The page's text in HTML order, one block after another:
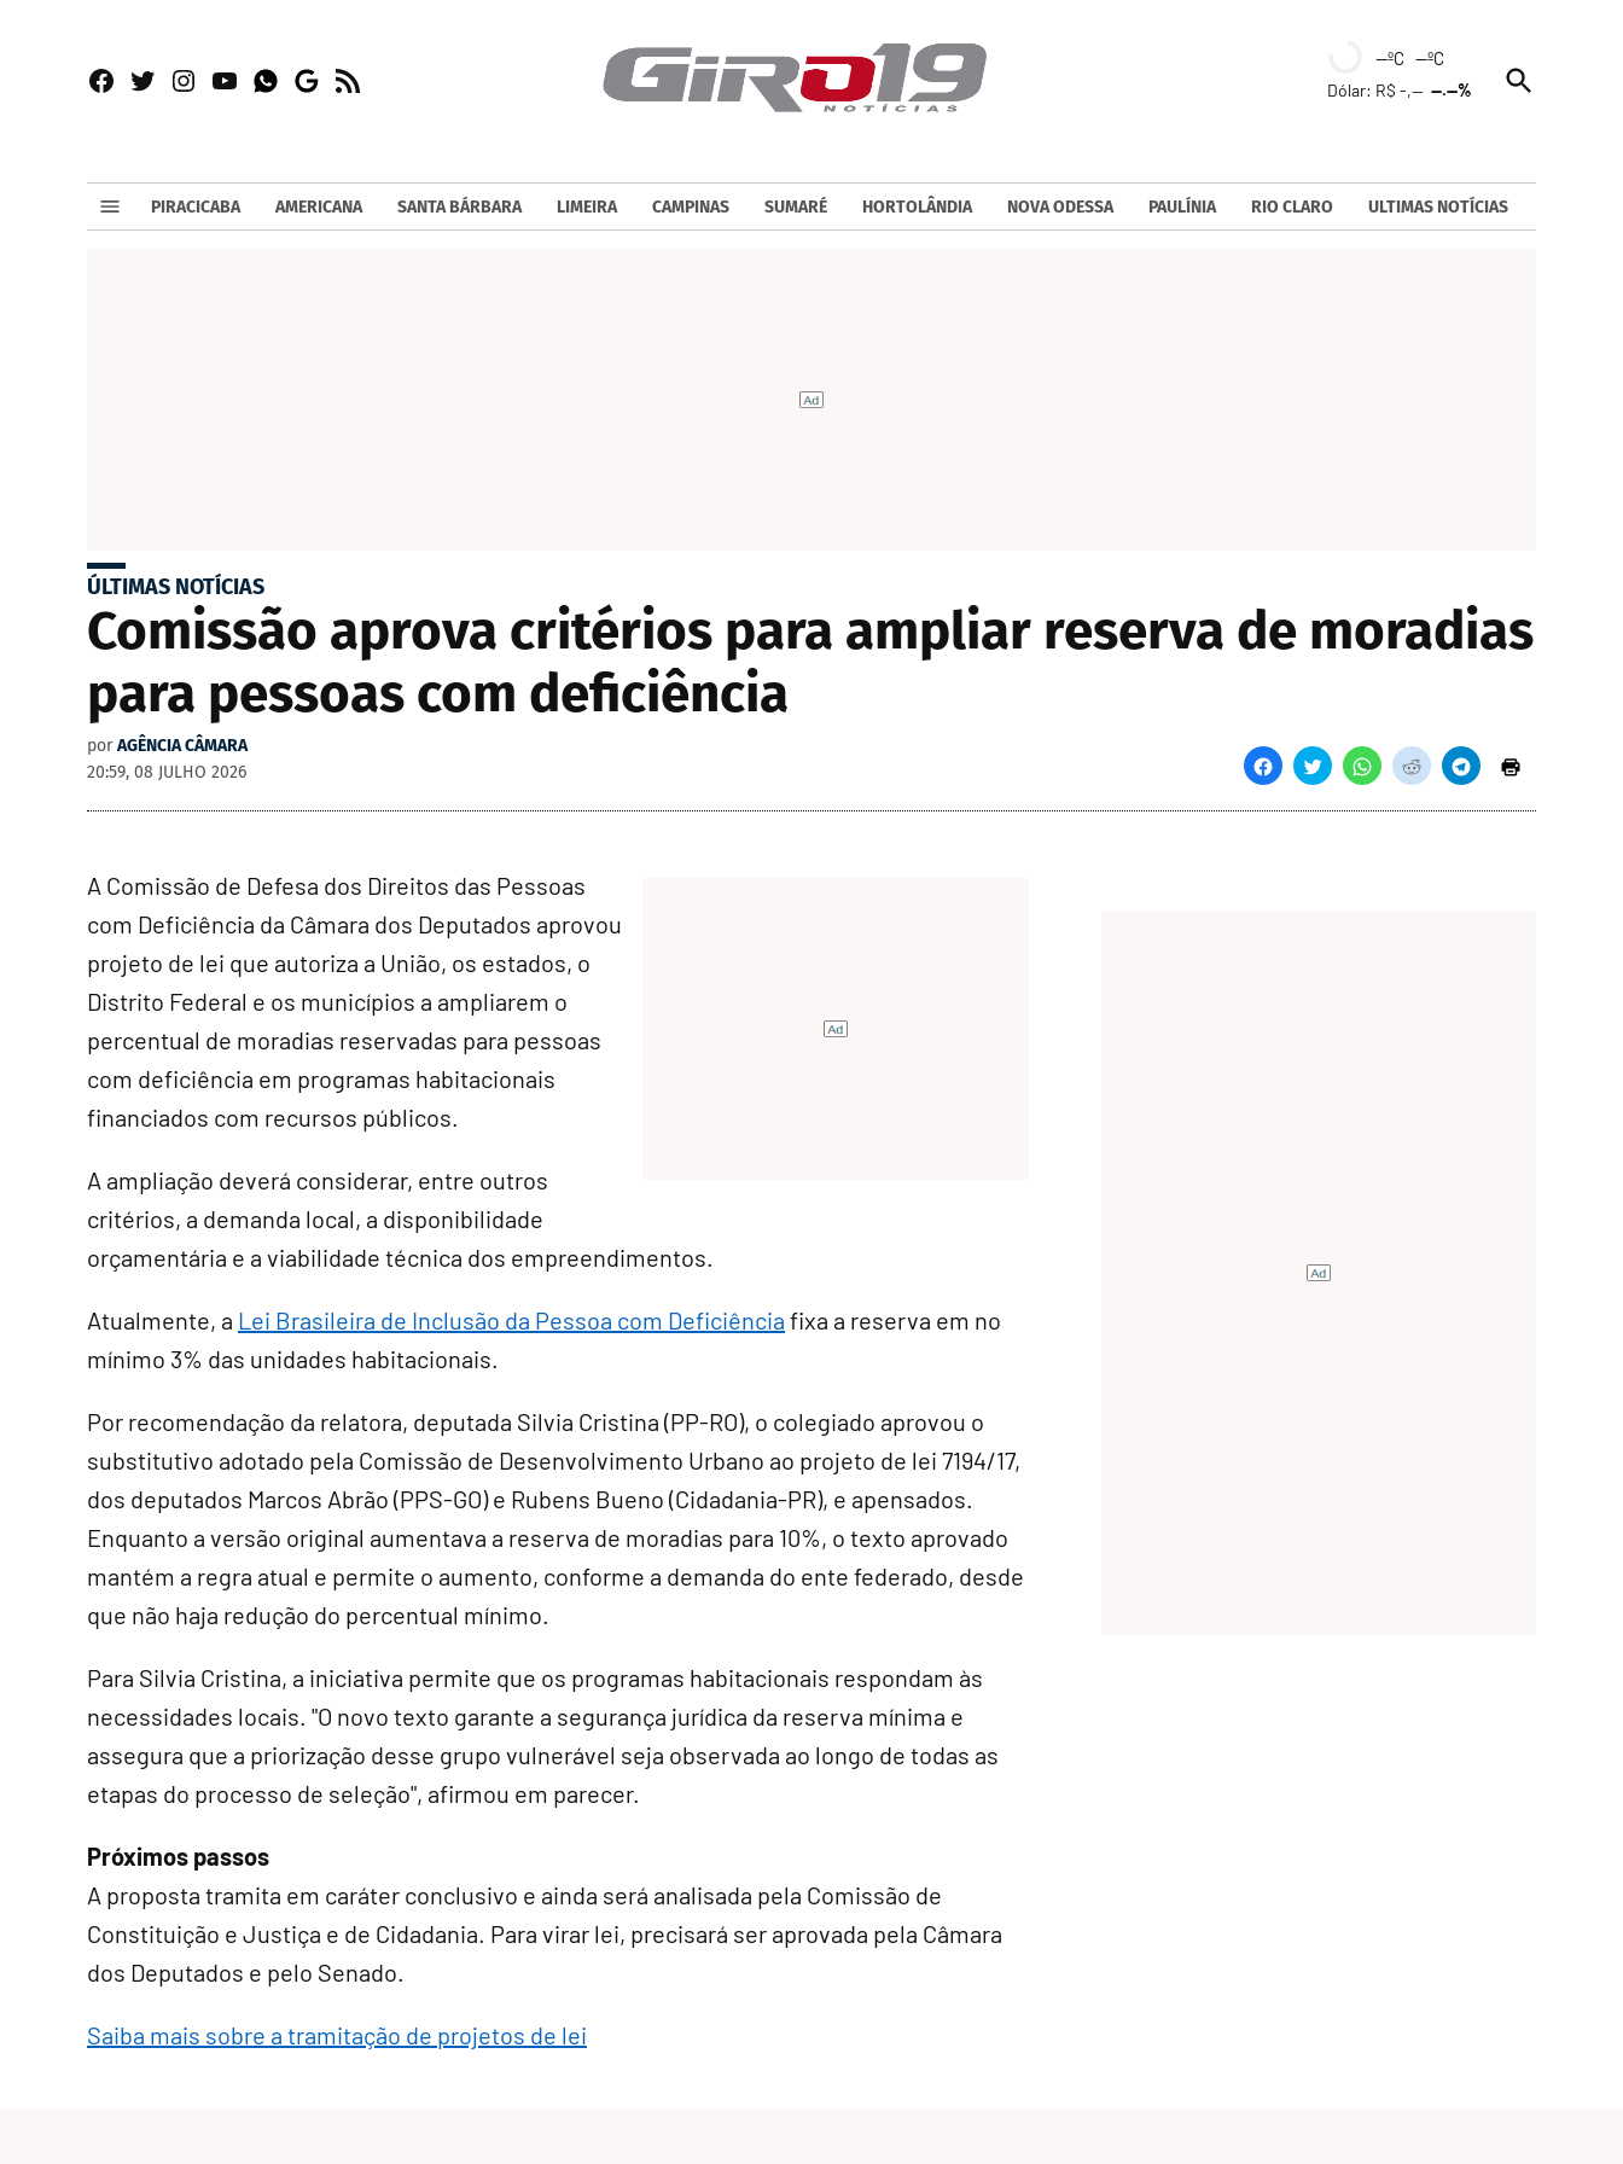
Facebook
TwitterInstagram
YouTubeWhatsapp
Google
RSS
--ºC --ºC
Dólar: R$ -,----.--%
Open
Search
PIRACICABA AMERICANA SANTA BÁRBARA LIMEIRA CAMPINAS SUMARÉ HORTOLÂNDIA NOVA ODESSA PAULÍNIA RIO CLARO ULTIMAS NOTÍCIAS
ÚLTIMAS NOTÍCIAS
Comissão aprova critérios para ampliar reserva de moradias
para pessoas com deficiência
por AGÊNCIA CÂMARA
20:59, 08 JULHO 2026
A Comissão de Defesa dos Direitos das Pessoas
com Deficiência da Câmara dos Deputados aprovou
projeto de lei que autoriza a União, os estados, o
Distrito Federal e os municípios a ampliarem o
percentual de moradias reservadas para pessoas
com deficiência em programas habitacionais
financiados com recursos públicos.
A ampliação deverá considerar, entre outros
critérios, a demanda local, a disponibilidade
orçamentária e a viabilidade técnica dos empreendimentos.
Atualmente, a Lei Brasileira de Inclusão da Pessoa com Deficiência fixa a reserva em no
mínimo 3% das unidades habitacionais.
Por recomendação da relatora, deputada Silvia Cristina (PP-RO), o colegiado aprovou o
substitutivo adotado pela Comissão de Desenvolvimento Urbano ao projeto de lei 7194/17,
dos deputados Marcos Abrão (PPS-GO) e Rubens Bueno (Cidadania-PR), e apensados.
Enquanto a versão original aumentava a reserva de moradias para 10%, o texto aprovado
mantém a regra atual e permite o aumento, conforme a demanda do ente federado, desde
que não haja redução do percentual mínimo.
Para Silvia Cristina, a iniciativa permite que os programas habitacionais respondam às
necessidades locais. "O novo texto garante a segurança jurídica da reserva mínima e
assegura que a priorização desse grupo vulnerável seja observada ao longo de todas as
etapas do processo de seleção", afirmou em parecer.
Próximos passos
A proposta tramita em caráter conclusivo e ainda será analisada pela Comissão de
Constituição e Justiça e de Cidadania. Para virar lei, precisará ser aprovada pela Câmara
dos Deputados e pelo Senado.
Saiba mais sobre a tramitação de projetos de lei